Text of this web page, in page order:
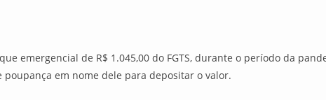
emergencial de R$ 1.045,00 do FGTS, durante o período da
em nome dele para depositar o valor.